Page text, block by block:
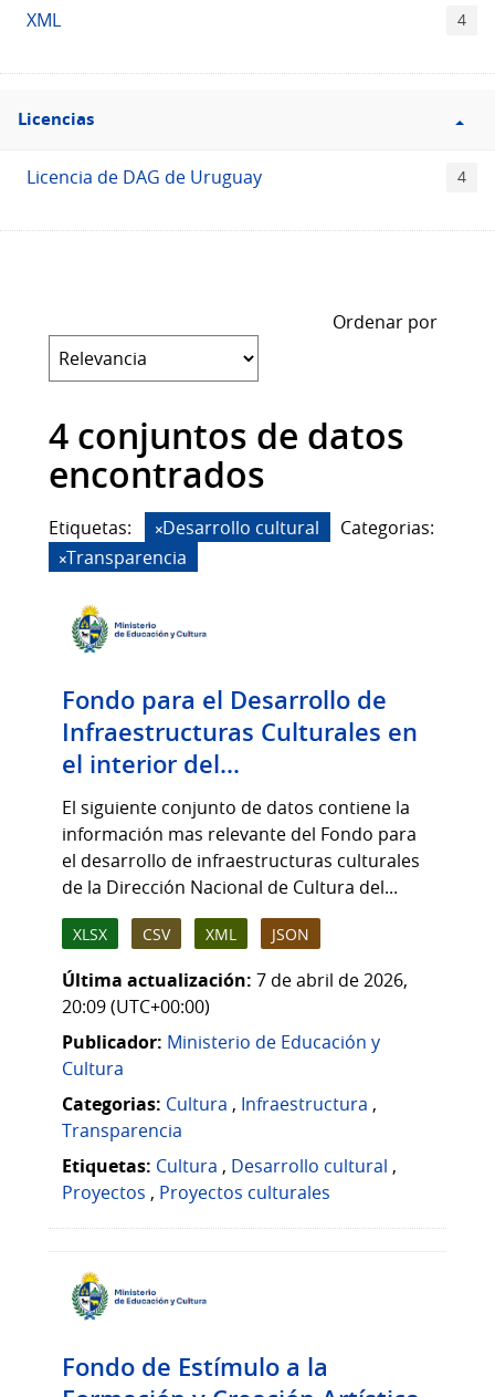
XML 4
Filtro
Licencias
Licencias
Licencia de DAG de Uruguay 4
Ordenar por
4 conjuntos de datos
encontrados
Etiquetas: Desarrollo cultural
Categorias:
Transparencia
Fondo para el Desarrollo de
Infraestructuras Culturales en
el interior del...
El siguiente conjunto de datos contiene la
información mas relevante del Fondo para
el desarrollo de infraestructuras culturales
de la Dirección Nacional de Cultura del...
XLSX CSV XML JSON
Última actualización: 7 de abril de 2026,
20:09 (UTC+00:00)
Publicador: Ministerio de Educación y
Cultura
Categorias: Cultura , Infraestructura ,
Transparencia
Etiquetas: Cultura , Desarrollo cultural ,
Proyectos , Proyectos culturales
Fondo de Estímulo a la